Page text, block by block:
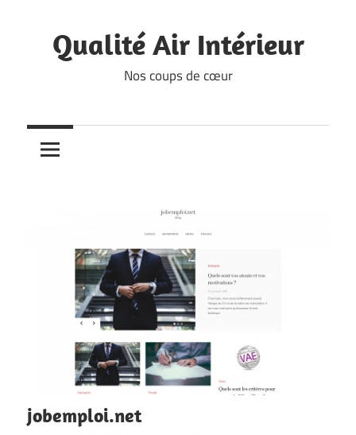
contentQualité Air Intérieur
Nos coups de cœur
jobemploi.net